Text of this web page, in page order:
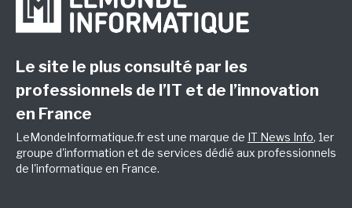
Le site le plus consulté par les
professionnels de l’IT et de l’innovation
en France
LeMondeInformatique.fr est une marque de IT News Info, 1er
groupe d'information et de services dédié aux professionnels
de l'informatique en France.